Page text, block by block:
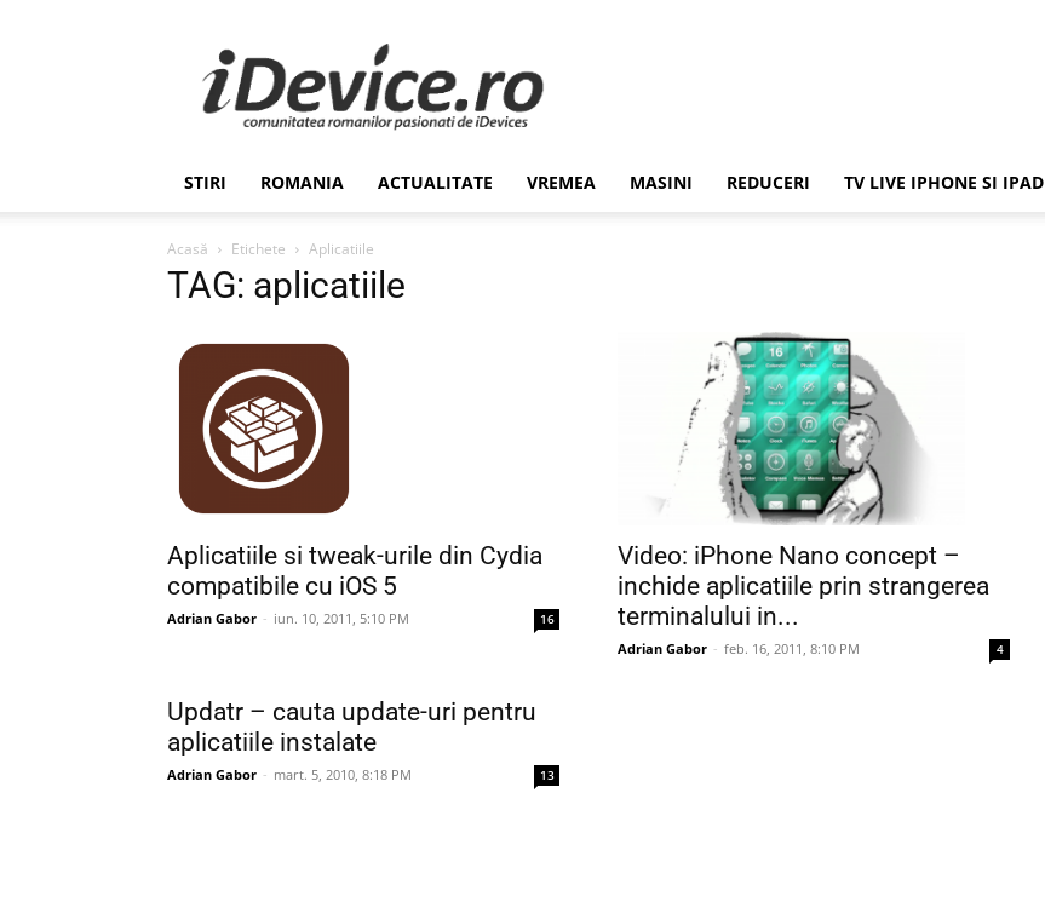
Stiri
de
Ultima
Ora
Romania,
Economie,
Stiinta
–
STIRI ROMANIA ACTUALITATE VREMEA MASINI REDUCERI TV LIVE IPHONE SI IPAD
Acasă Etichete Aplicatiile
TAG: aplicatiile
Aplicatiile si tweak-urile din Cydia
compatibile cu iOS 5
Adrian Gabor - iun. 10, 2011, 5:10 PM 16
Video: iPhone Nano concept –
inchide aplicatiile prin strangerea
terminalului in...
Adrian Gabor - feb. 16, 2011, 8:10 PM 4
Updatr – cauta update-uri pentru
aplicatiile instalate
Adrian Gabor - mart. 5, 2010, 8:18 PM 13